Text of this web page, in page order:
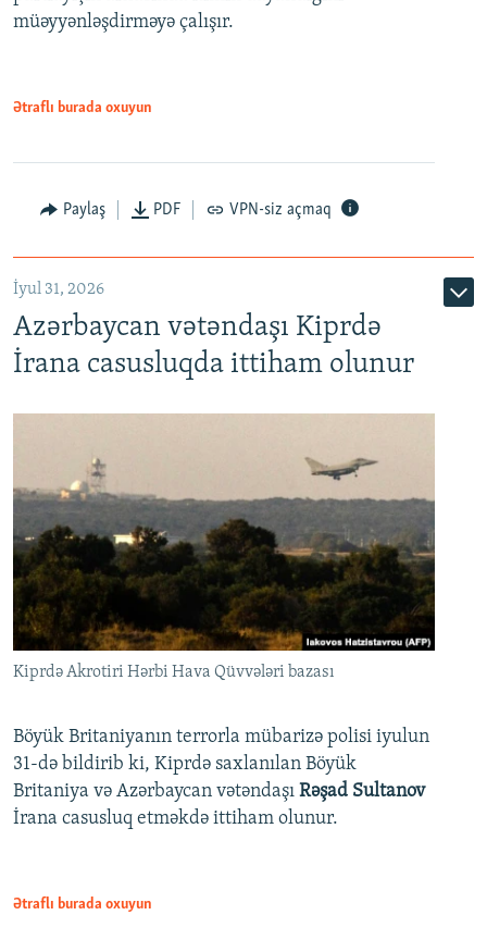
müəyyənləşdirməyə çalışır.
Ətraflı burada oxuyun
Paylaş PDF VPN-siz açmaq
İyul 31, 2026
Azərbaycan vətəndaşı Kiprdə
İrana casusluqda ittiham olunur
Kiprdə Akrotiri Hərbi Hava Qüvvələri bazası
Böyük Britaniyanın terrorla mübarizə polisi iyulun
31-də bildirib ki, Kiprdə saxlanılan Böyük
Britaniya və Azərbaycan vətəndaşı Rəşad Sultanov
İrana casusluq etməkdə ittiham olunur.
Ətraflı burada oxuyun